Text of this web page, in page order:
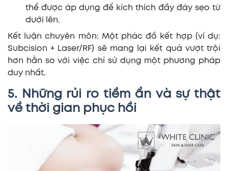
thể được áp dụng để kích thích đầy đáy sẹo từ
dưới lên.
Kết luận chuyên môn: Một phác đồ kết hợp (ví dụ:
Subcision + Laser/RF) sẽ mang lại kết quả vượt trội
hơn hẳn so với việc chỉ sử dụng một phương pháp
duy nhất.
5. Những rủi ro tiềm ẩn và sự thật
về thời gian phục hồi